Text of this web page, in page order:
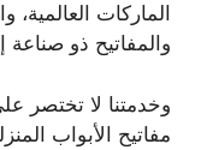
الماركات
والمفاتيح ذو صناعة
وخدمتنا لا تختصر
مفاتيح الأبواب